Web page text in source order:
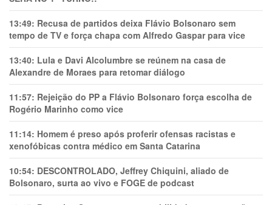
13:49: Recusa de partidos deixa Flávio Bolsonaro sem
tempo de TV e força chapa com Alfredo Gaspar para vice
13:40: Lula e Davi Alcolumbre se reúnem na casa de
Alexandre de Moraes para retomar diálogo
11:57: Rejeição do PP a Flávio Bolsonaro força escolha de
Rogério Marinho como vice
11:14: Homem é preso após proferir ofensas racistas e
xenofóbicas contra médico em Santa Catarina
10:54: DESCONTROLADO, Jeffrey Chiquini, aliado de
Bolsonaro, surta ao vivo e FOGE de podcast